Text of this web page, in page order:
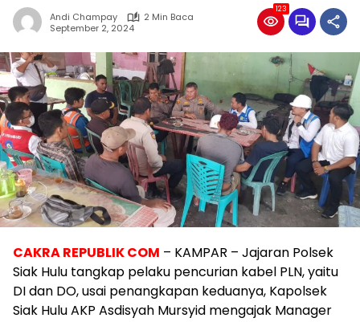
Andi Champay
2 Min Baca
September 2, 2024
123
CAKRA REPUBLIK COM – KAMPAR – Jajaran Polsek
Siak Hulu tangkap pelaku pencurian kabel PLN, yaitu
DI dan DO, usai penangkapan keduanya, Kapolsek
Siak Hulu AKP Asdisyah Mursyid mengajak Manager